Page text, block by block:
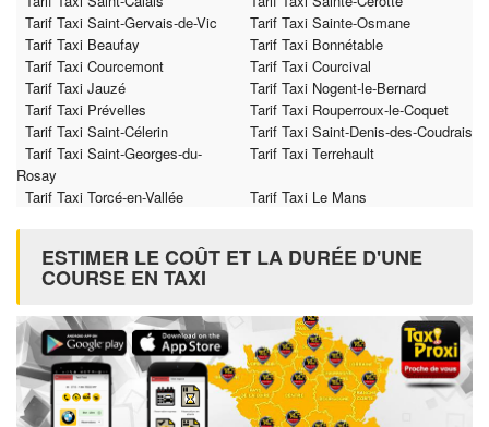
Tarif Taxi Saint-Gervais-de-Vic
Tarif Taxi Sainte-Osmane
Tarif Taxi Beaufay
Tarif Taxi Bonnétable
Tarif Taxi Courcemont
Tarif Taxi Courcival
Tarif Taxi Jauzé
Tarif Taxi Nogent-le-Bernard
Tarif Taxi Prévelles
Tarif Taxi Rouperroux-le-Coquet
Tarif Taxi Saint-Célerin
Tarif Taxi Saint-Denis-des-Coudrais
Tarif Taxi Saint-Georges-du-
Rosay
Tarif Taxi Terrehault
Tarif Taxi Torcé-en-Vallée Tarif Taxi Le Mans
ESTIMER LE COÛT ET LA DURÉE D'UNE
COURSE EN TAXI